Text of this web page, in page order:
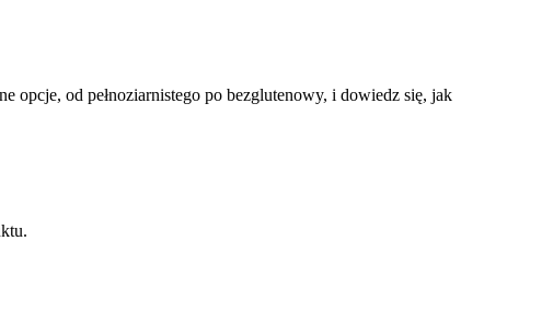
opcje, od pełnoziarnistego po bezglutenowy, i dowiedz się, jak